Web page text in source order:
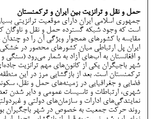
حمل و نقل و ترانزیت بین ایران و ترکمنستان
جمهوري اسلامی ایران داراي موقعیت ترانزیتی
است که وجود شبکه گسترده حمل و نقل و ناوگان
مقایسه با کشورهای همجوار ویژگی آن را دو
ایران پل ارتباطی میان کشورهاي محصور در خشکی
و افغانستان به آب‌هاي آزاد به شمار می‌رود (سنگی و
شهر باجیگران یکی از کانون‌های مهم ترانزیت
ترکمنستان است. بعد از بازگشایی مرز در این
فضایی و جغرافیایی در زمینه‌های حمل و نقل،
شهری، ارتباطات و تاسیسات عمومی و دایر شدن
نمایندگی‌های ادارات و سازمان‌های دولتی و
روند حرکت جمعیت به خصوص در شهر باجگیران